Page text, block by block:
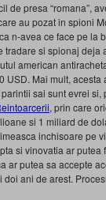
de presa “romana”,
au pozat in spioni
n-avea ce face pe la
si spionaj deja
american
Mai mult,
sai sunt evrei
, prin care
si 1 miliard de
inchisoare pe
si vinovatia ar
ar putea sa accepte
ani de arest.